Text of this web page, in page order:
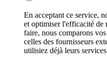
En acceptant ce service,
et optimiser l'efficacité de
faire, nous comparons
celles des fournisseurs
utilisiez déjà leurs